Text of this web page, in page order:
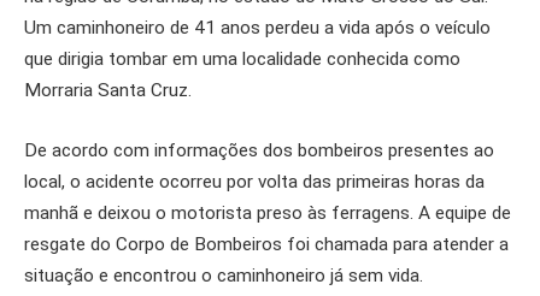
Um caminhoneiro de 41 anos perdeu a vida após o veículo
que dirigia tombar em uma localidade conhecida como
Morraria Santa Cruz.
De acordo com informações dos bombeiros presentes ao
local, o acidente ocorreu por volta das primeiras horas da
manhã e deixou o motorista preso às ferragens. A equipe de
resgate do Corpo de Bombeiros foi chamada para atender a
situação e encontrou o caminhoneiro já sem vida.